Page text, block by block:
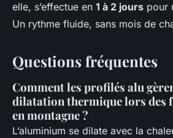
elle, s’effectue en 1 à 2 jours pour
Un rythme fluide, sans mois de
Questions fréquentes
Comment les profilés alu
dilatation thermique lors des
en montagne ?
L’aluminium se dilate avec la